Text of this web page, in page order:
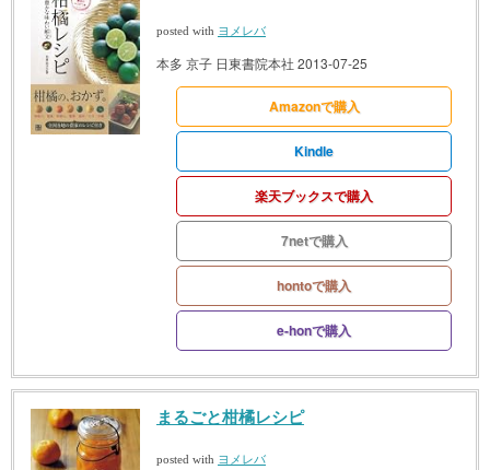
posted with ヨメレバ
本多 京子 日東書院本社 2013-07-25
Amazonで購入
Kindle
楽天ブックスで購入
7netで購入
hontoで購入
e-honで購入
まるごと柑橘レシピ
posted with ヨメレバ